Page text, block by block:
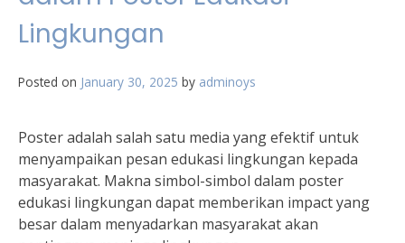
Lingkungan
Posted on January 30, 2025 by adminoys
Poster adalah salah satu media yang efektif untuk
menyampaikan pesan edukasi lingkungan kepada
masyarakat. Makna simbol-simbol dalam poster
edukasi lingkungan dapat memberikan impact yang
besar dalam menyadarkan masyarakat akan